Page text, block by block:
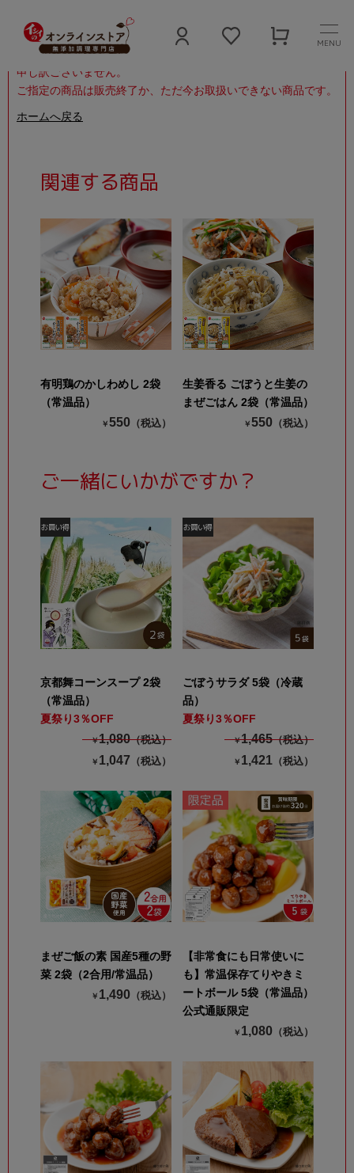
MENU
申し訳ございません。
ご指定の商品は販売終了か、ただ今お取扱いできない商品です。
ホームへ戻る
関連する商品
有明鶏のかしわめし 2袋
（常温品）
￥550 （税込）
生姜香る ごぼうと生姜の
まぜごはん 2袋（常温品）
￥550 （税込）
ご一緒にいかがですか？
京都舞コーンスープ 2袋
（常温品）
夏祭り3％OFF
￥1,080（税込）
￥ 1,047 （税込）
ごぼうサラダ 5袋（冷蔵
品）
夏祭り3％OFF
￥1,465（税込）
￥ 1,421 （税込）
まぜご飯の素 国産5種の野
菜 2袋（2合用/常温品）
￥ 1,490 （税込）
【非常食にも日常使いに
も】常温保存てりやきミ
ートボール 5袋（常温品）
公式通販限定
￥ 1,080 （税込）